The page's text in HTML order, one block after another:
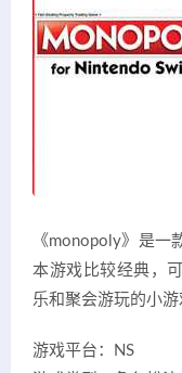
《monopoly》是一
本游戏比较经典，
乐和聚会游玩的小游
游戏平台：NS